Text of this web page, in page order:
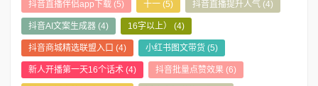
抖音直播伴侣app下载 (5) 十一 (5) 抖音直播提升人气 (4)
抖音AI文案生成器 (4) 16字以上） (4)
抖音商城精选联盟入口 (4) 小红书图文带货 (5)
新人开播第一天16个话术 (4) 抖音批量点赞效果 (6)